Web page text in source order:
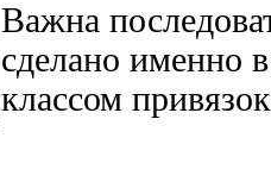
Важна
сделано именно
классом